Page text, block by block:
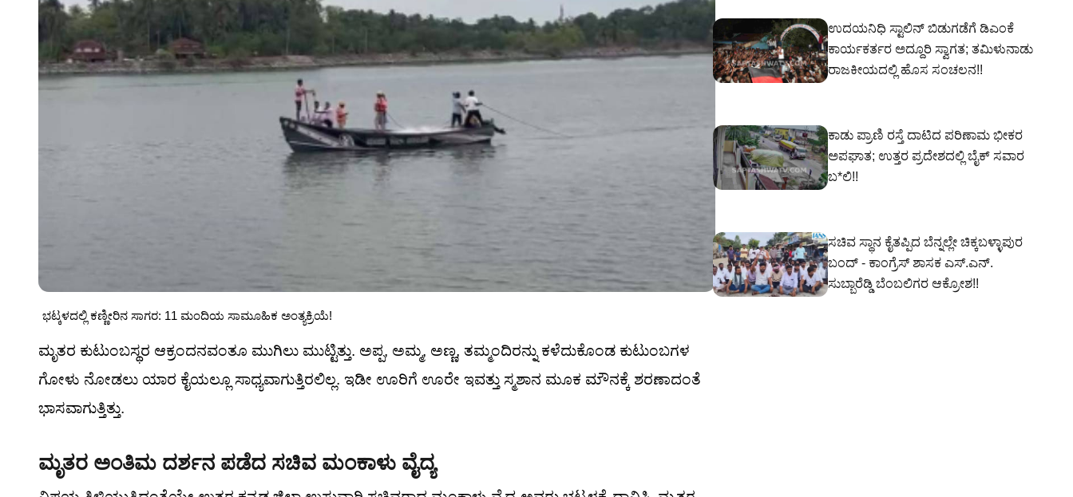
ಭಟ್ಕಳದಲ್ಲಿ ಕಣ್ಣೀರಿನ ಸಾಗರ: 11 ಮಂದಿಯ ಸಾಮೂಹಿಕ ಅಂತ್ಯಕ್ರಿಯೆ!
ಮೃತರ ಕುಟುಂಬಸ್ಥರ ಆಕ್ರಂದನವಂತೂ ಮುಗಿಲು ಮುಟ್ಟಿತ್ತು. ಅಪ್ಪ, ಅಮ್ಮ, ಅಣ್ಣ, ತಮ್ಮಂದಿರನ್ನು ಕಳೆದುಕೊಂಡ ಕುಟುಂಬಗಳ
ಗೋಳು ನೋಡಲು ಯಾರ ಕೈಯಲ್ಲೂ ಸಾಧ್ಯವಾಗುತ್ತಿರಲಿಲ್ಲ. ಇಡೀ ಊರಿಗೆ ಊರೇ ಇವತ್ತು ಸ್ಮಶಾನ ಮೂಕ ಮೌನಕ್ಕೆ ಶರಣಾದಂತೆ
ಭಾಸವಾಗುತ್ತಿತ್ತು.
ಮೃತರ ಅಂತಿಮ ದರ್ಶನ ಪಡೆದ ಸಚಿವ ಮಂಕಾಳು ವೈದ್ಯ
ಉದಯನಿಧಿ ಸ್ಟಾಲಿನ್ ಬಿಡುಗಡೆಗೆ ಡಿಎಂಕೆ
ಕಾರ್ಯಕರ್ತರ ಅದ್ದೂರಿ ಸ್ವಾಗತ; ತಮಿಳುನಾಡು
ರಾಜಕೀಯದಲ್ಲಿ ಹೊಸ ಸಂಚಲನ!!
ಕಾಡು ಪ್ರಾಣಿ ರಸ್ತೆ ದಾಟಿದ ಪರಿಣಾಮ ಭೀಕರ
ಅಪಘಾತ; ಉತ್ತರ ಪ್ರದೇಶದಲ್ಲಿ ಬೈಕ್ ಸವಾರ
ಬ*ಲಿ!!
ಸಚಿವ ಸ್ಥಾನ ಕೈತಪ್ಪಿದ ಬೆನ್ನಲ್ಲೇ ಚಿಕ್ಕಬಳ್ಳಾಪುರ
ಬಂದ್ - ಕಾಂಗ್ರೆಸ್ ಶಾಸಕ ಎಸ್‌.ಎನ್‌.
ಸುಬ್ಬಾರೆಡ್ಡಿ ಬೆಂಬಲಿಗರ ಆಕ್ರೋಶ!!